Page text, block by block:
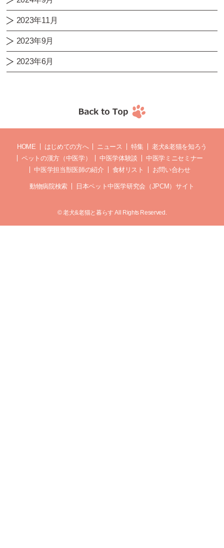
2023年11月
2023年9月
2023年6月
HOME はじめての方へ ニュース 特集
老犬&老猫を知ろう
ペットの漢方（中医学）
中医学体験談
中医学ミニセミナー
中医学担当獣医師の紹介
食材リスト お問い合わせ
動物病院検索 日本ペット中医学研究会（JPCM）サイト
© 老犬&老猫と暮らす All Rights Reserved.